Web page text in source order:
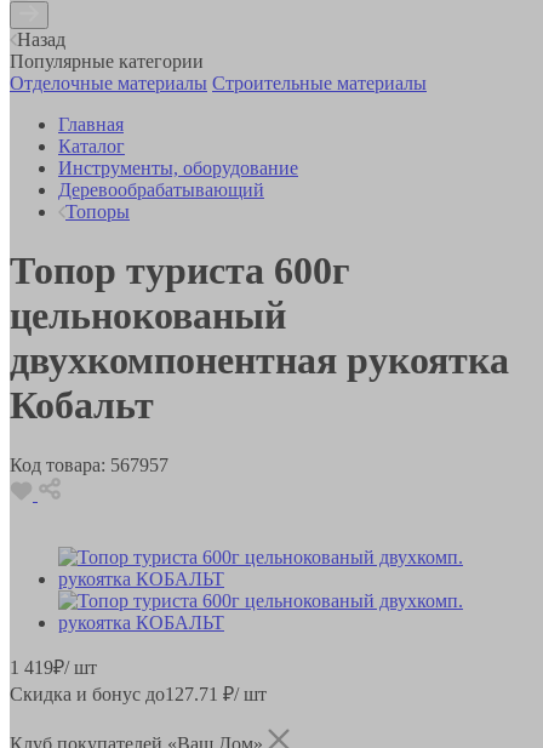
Назад
Популярные категории
Отделочные материалы Строительные материалы
Главная
Каталог
Инструменты, оборудование
Деревообрабатывающий
Топоры
Топор туриста 600г
цельнокованый
двухкомпонентная рукоятка
Кобальт
Код товара: 567957
1 419₽/ шт
Скидка и бонус до127.71 ₽/ шт
Клуб покупателей «Ваш Дом»